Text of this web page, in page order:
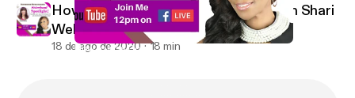
How to Kiss Corporate Good-bye with Shari Weller
How to Kiss Corporate Good-bye with Shari
Weller
18 de ago de 2020 18 min